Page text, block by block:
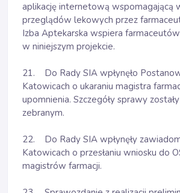
aplikację internetową wspomagającą
przeglądów lekowych przez
Izba Aptekarska wspiera farmaceutów
w niniejszym projekcie.
21. Do Rady SIA wpłynęło
Katowicach o ukaraniu magistra
upomnienia. Szczegóły sprawy
zebranym.
22. Do Rady SIA wpłynęły
Katowicach o przesłaniu wniosku do
magistrów farmacji.